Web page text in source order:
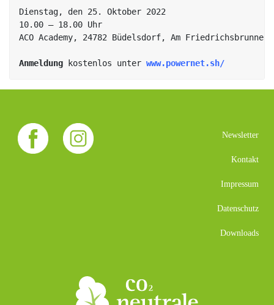
Dienstag, den 25. Oktober 2022
10.00 – 18.00 Uhr
Anmeldung kostenlos unter www.powernet.sh/
Newsletter
Kontakt
Impressum
Datenschutz
Downloads